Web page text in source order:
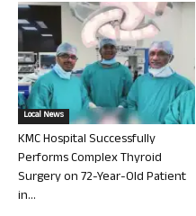
Local News
KMC Hospital Successfully
Performs Complex Thyroid
Surgery on 72-Year-Old Patient
in...